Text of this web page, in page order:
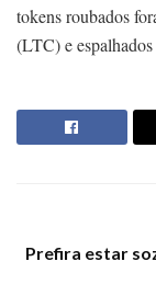
tokens roubados
(LTC) e
Prefira estar